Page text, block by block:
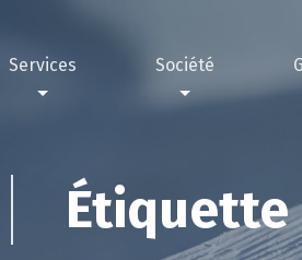
Services Société
Garantie passage